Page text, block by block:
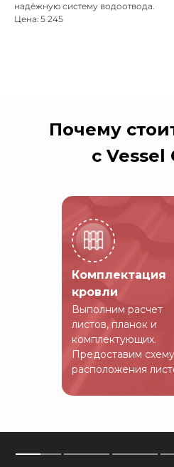
надёжную систему водоотвода.
Цена: 5 245
Комплектация
кровли
Выполним расчет
листов, планок и
комплектующих.
Предоставим схему
расположения
Почему
с Vessel